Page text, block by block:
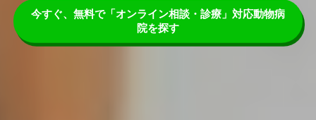
今すぐ、無料で「オンライン相談・診療」対応動物病
院を探す